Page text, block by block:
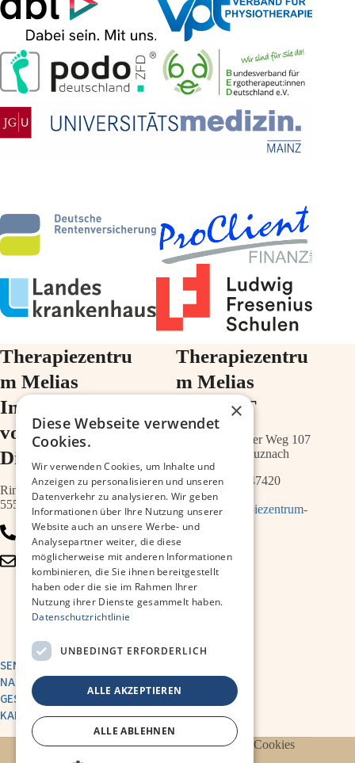
Therapiezentru
m Melias
Im Ärztehaus
vor der
Diakonie
Ringstr.64a
55543 Bad Kreuznach
0671 – 79467700
info@therapiezentrum-
kh.de
Therapiezentru
m Melias
im ZIMT
Schwabenheimer Weg 107
55543 Bad Kreuznach
0671 – 21547420
info@therapiezentrum-
melias.de
SENDE UNS EINE
NACHRICHT
GESUNDHEITSAKADEMIE
KARRIERE
Datenschutzerklärung Impressum Cookies
×
Diese Webseite verwendet
Cookies.
Wir verwenden Cookies, um Inhalte und
Anzeigen zu personalisieren und unseren
Datenverkehr zu analysieren. Wir geben
Informationen über Ihre Nutzung unserer
Website auch an unsere Werbe- und
Analysepartner weiter, die diese
möglicherweise mit anderen Informationen
kombinieren, die Sie ihnen bereitgestellt
haben oder die sie im Rahmen Ihrer
Nutzung ihrer Dienste gesammelt haben.
Datenschutzrichtlinie
UNBEDINGT ERFORDERLICH
ALLE AKZEPTIEREN
ALLE ABLEHNEN